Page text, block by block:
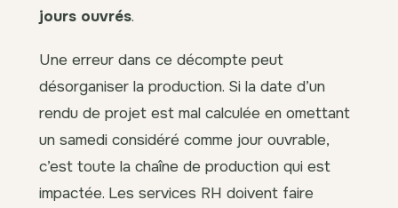
jours ouvrés.
Une erreur dans ce décompte peut
désorganiser la production. Si la date d’un
rendu de projet est mal calculée en omettant
un samedi considéré comme jour ouvrable,
c’est toute la chaîne de production qui est
impactée. Les services RH doivent faire